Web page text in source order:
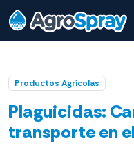
Productos Agrícolas
Plaguicidas:
transporte en